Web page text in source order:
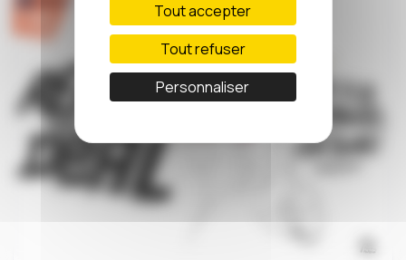
Tout accepter
Tout refuser
Personnaliser